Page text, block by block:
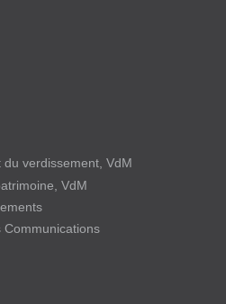
verdissement, VdM
VdM
Communications